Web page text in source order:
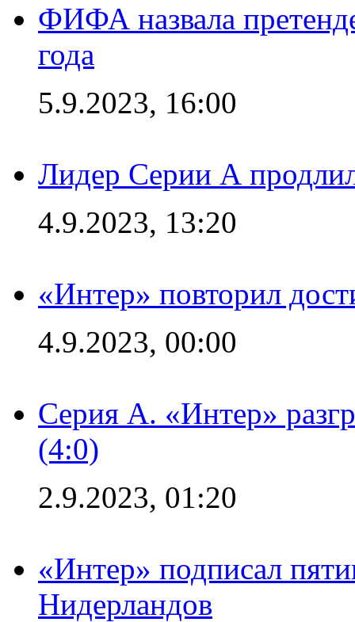
ФИФА назвала
года
5.9.2023, 16:00
Лидер Серии А
4.9.2023, 13:20
«Интер» повторил
4.9.2023, 00:00
Серия А. «Интер»
(4:0)
2.9.2023, 01:20
«Интер» подписал
Нидерландов